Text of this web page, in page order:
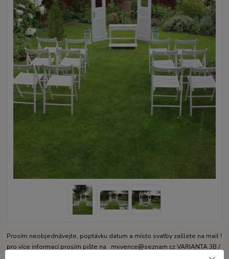
Prosím neobjednávejte, poptávku datum a místo svatby zašlete na mail !
pro více informací prosím pište na mv.vence@seznam.cz VARIANTA 3B /